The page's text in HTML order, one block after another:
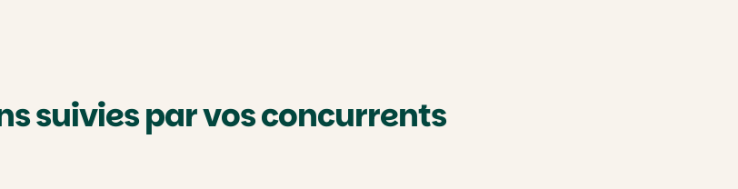
suivies par vos concurrents